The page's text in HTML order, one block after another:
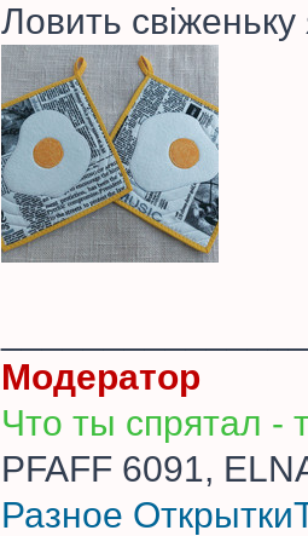
Ловить
Модератор
Что ты спрятал -
PFAFF 6091,
Разное Открытки